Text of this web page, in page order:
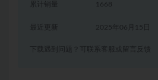
累计销量 1668
2025年06月15日
下载遇到问题？可联系客服或留言反馈